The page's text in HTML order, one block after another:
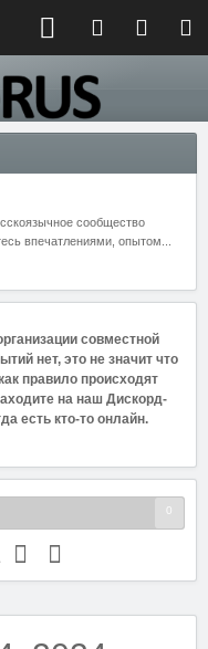
сообщество
впечатлениями, опытом...
совместной
нет, это не значит что
правило происходят
на наш Дискорд-
есть кто-то онлайн.
0